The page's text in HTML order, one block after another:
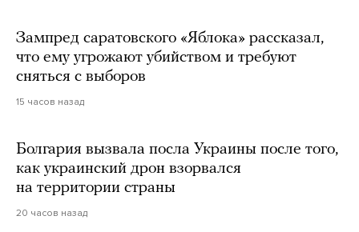
Зампред саратовского «Яблока» рассказал,
что ему угрожают убийством и требуют
сняться с выборов
15 часов назад
Болгария вызвала посла Украины после того,
как украинский дрон взорвался
на территории страны
20 часов назад